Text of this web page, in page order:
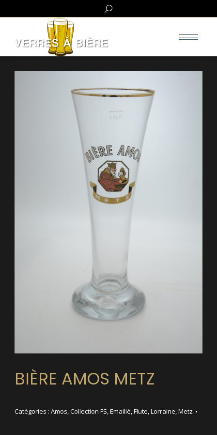
Search:
BIÈRE AMOS METZ
Catégories : Amos,Collection FS,Emaillé,Flute,Lorraine,Metz